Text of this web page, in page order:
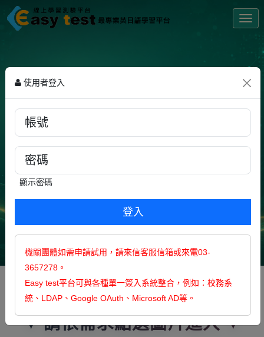
2026/8/8
2026/7/13商用英文：From Garage to Silicon Valley Heights:
Google's Story
2026/6/8
Opportunities!
商用英文：Bitcoin Decoded: Digital Gold of the Internet
全品項 英文檢定
英文
聽力閱讀
英文
口說寫作
英文
單字文法
日文
✦ 請依需求點選圖片進入 ✦
使用者登入
顯示密碼
機關團體如需申請試用，請來信客服信箱或來電03-
3657278。
Easy test平台可與各種單一簽入系統整合，例如：校務系
統、LDAP、Google OAuth、Microsoft AD等。